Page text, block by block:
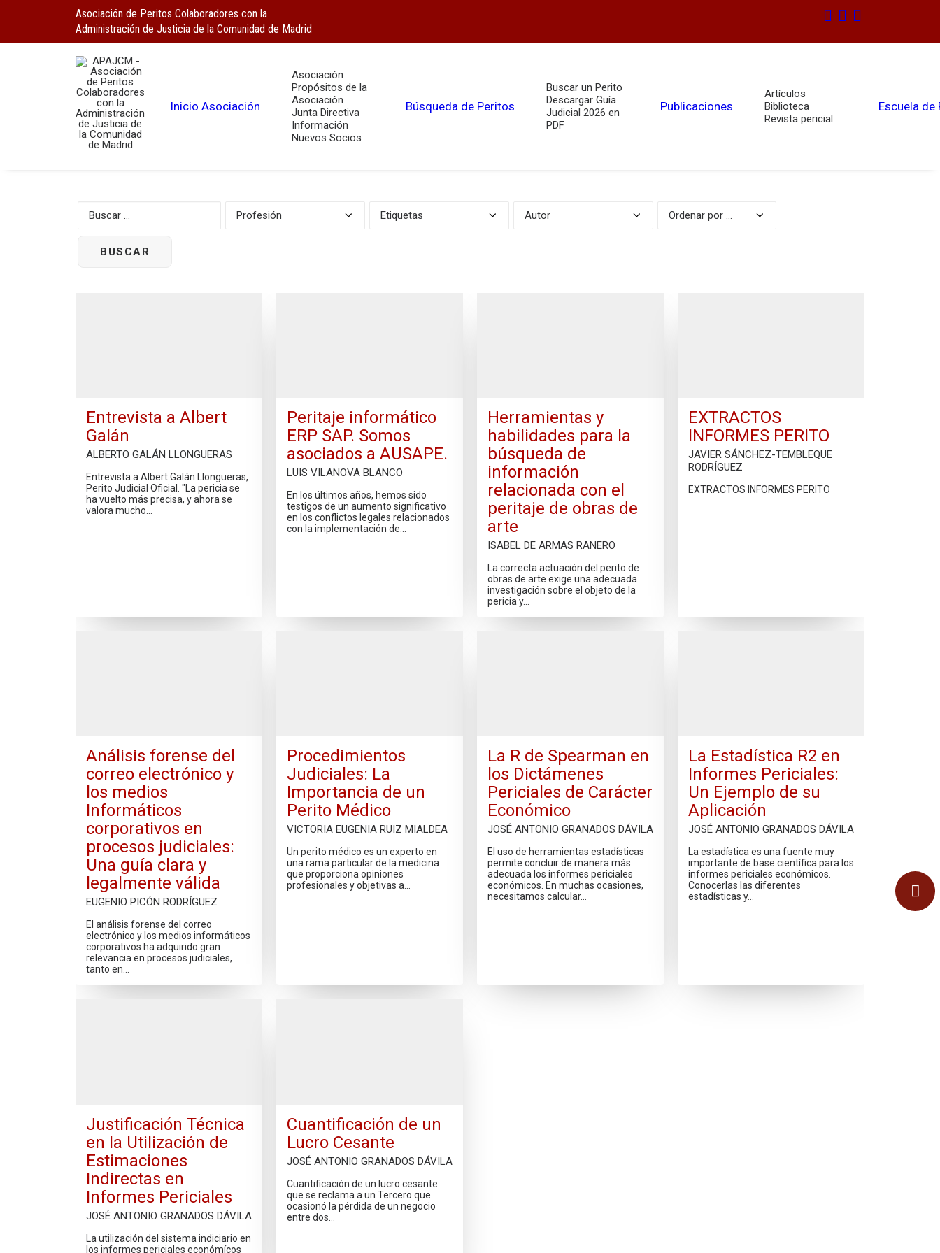
Asociación de Peritos Colaboradores con la
Administración de Justicia de la Comunidad de Madrid
Inicio Asociación
Asociación
Propósitos de la
Asociación
Junta Directiva
Información
Nuevos Socios
Búsqueda de Peritos
Buscar un Perito
Descargar Guía
Judicial 2026 en
PDF
Publicaciones
Artículos
Biblioteca
Revista pericial
Escuela
Entrevista a Albert
Galán
ALBERTO GALÁN LLONGUERAS
Entrevista a Albert Galán Llongueras,
Perito Judicial Oficial. "La pericia se
ha vuelto más precisa, y ahora se
valora mucho…
Peritaje informático
ERP SAP. Somos
asociados a AUSAPE.
LUIS VILANOVA BLANCO
En los últimos años, hemos sido
testigos de un aumento significativo
en los conflictos legales relacionados
con la implementación de…
Herramientas y
habilidades para la
búsqueda de
información
relacionada con el
peritaje de obras de
arte
ISABEL DE ARMAS RANERO
La correcta actuación del perito de
obras de arte exige una adecuada
investigación sobre el objeto de la
pericia y…
EXTRACTOS
INFORMES PERITO
JAVIER SÁNCHEZ-TEMBLEQUE
RODRÍGUEZ
EXTRACTOS INFORMES PERITO
Análisis forense del
correo electrónico y
los medios
Informáticos
corporativos en
procesos judiciales:
Una guía clara y
legalmente válida
EUGENIO PICÓN RODRÍGUEZ
El análisis forense del correo
electrónico y los medios informáticos
corporativos ha adquirido gran
relevancia en procesos judiciales,
tanto en…
Procedimientos
Judiciales: La
Importancia de un
Perito Médico
VICTORIA EUGENIA RUIZ MIALDEA
Un perito médico es un experto en
una rama particular de la medicina
que proporciona opiniones
profesionales y objetivas a…
La R de Spearman en
los Dictámenes
Periciales de Carácter
Económico
JOSÉ ANTONIO GRANADOS DÁVILA
El uso de herramientas estadísticas
permite concluir de manera más
adecuada los informes periciales
económicos. En muchas ocasiones,
necesitamos calcular…
La Estadística R2 en
Informes Periciales:
Un Ejemplo de su
Aplicación
JOSÉ ANTONIO GRANADOS DÁVILA
La estadística es una fuente muy
importante de base científica para los
informes periciales económicos.
Conocerlas las diferentes
estadísticas y…
Justificación Técnica
en la Utilización de
Estimaciones
Indirectas en
Informes Periciales
JOSÉ ANTONIO GRANADOS DÁVILA
La utilización del sistema indiciario en
los informes periciales económícos
Cuantificación de un
Lucro Cesante
JOSÉ ANTONIO GRANADOS DÁVILA
Cuantificación de un lucro cesante
que se reclama a un Tercero que
ocasionó la pérdida de un negocio
entre dos…